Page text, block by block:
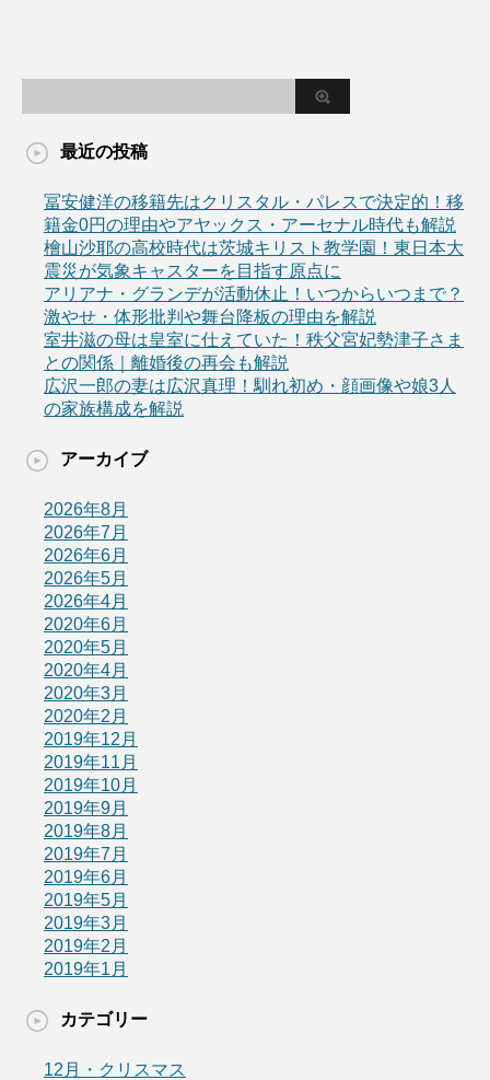
最近の投稿
冨安健洋の移籍先はクリスタル・パレスで決定的！移
籍金0円の理由やアヤックス・アーセナル時代も解説
檜山沙耶の高校時代は茨城キリスト教学園！東日本大
震災が気象キャスターを目指す原点に
アリアナ・グランデが活動休止！いつからいつまで？
激やせ・体形批判や舞台降板の理由を解説
室井滋の母は皇室に仕えていた！秩父宮妃勢津子さま
との関係｜離婚後の再会も解説
広沢一郎の妻は広沢真理！馴れ初め・顔画像や娘3人
の家族構成を解説
アーカイブ
2026年8月
2026年7月
2026年6月
2026年5月
2026年4月
2020年6月
2020年5月
2020年4月
2020年3月
2020年2月
2019年12月
2019年11月
2019年10月
2019年9月
2019年8月
2019年7月
2019年6月
2019年5月
2019年3月
2019年2月
2019年1月
カテゴリー
12月・クリスマス